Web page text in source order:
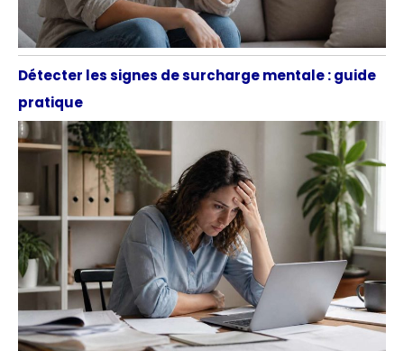
Détecter les signes de surcharge mentale : guide
pratique